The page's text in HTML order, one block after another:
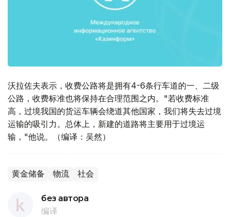
沃拉佐夫表示，收费公路将是拥有4-6条行车道的一、二级
公路，收费标准也将保持在合理范围之内。"若收费标准
高，过境我国的货运车辆会绕道其他国家，我们将失去过境
运输的吸引力。总体上，新建的道路将主要用于过境运
输，"他说。（编译：吴然）
黄金储备 物流 社会
без автора
编译